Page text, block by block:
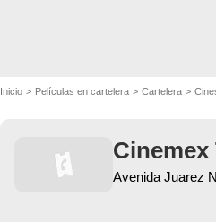
Inicio Películas en cartelera Cartelera
Cinemex
Avenida Juarez